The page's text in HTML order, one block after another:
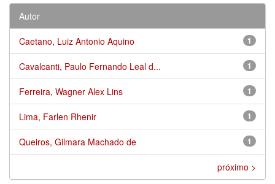
Autor
1
Caetano, Luiz Antonio Aquino
1
Cavalcanti, Paulo Fernando Leal d...
1
Ferreira, Wagner Alex Lins
1
Lima, Farlen Rhenir
1
Queiros, Gilmara Machado de
próximo >